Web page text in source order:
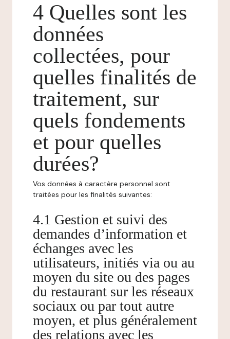
4 Quelles sont les
données
collectées, pour
quelles finalités de
traitement, sur
quels fondements
et pour quelles
durées?
Vos données à caractère personnel sont
traitées pour les finalités suivantes:
4.1 Gestion et suivi des
demandes d’information et
échanges avec les
utilisateurs, initiés via ou au
moyen du site ou des pages
du restaurant sur les réseaux
sociaux ou par tout autre
moyen, et plus généralement
des relations avec les